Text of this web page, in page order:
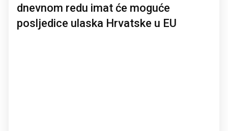
dnevnom redu imat će moguće
posljedice ulaska Hrvatske u EU